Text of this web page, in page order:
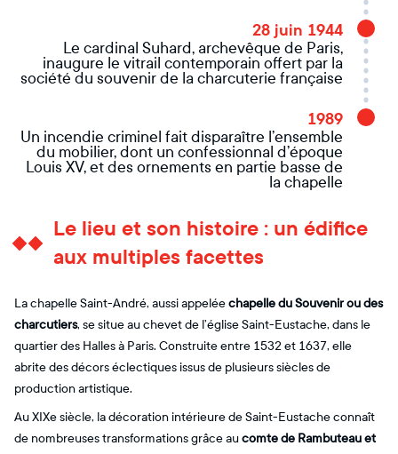
28 juin 1944
Le cardinal Suhard, archevêque de Paris,
inaugure le vitrail contemporain offert par la
société du souvenir de la charcuterie française
1989
Un incendie criminel fait disparaître l’ensemble
du mobilier, dont un confessionnal d’époque
Louis XV, et des ornements en partie basse de
la chapelle
Le lieu et son histoire : un édifice
aux multiples facettes
La chapelle Saint-André, aussi appeléechapelle du Souvenir ou des
charcutiers, se situe au chevet de l’église Saint-Eustache, dans le
quartier des Halles à Paris. Construite entre 1532 et 1637, elle
abrite des décors éclectiques issus de plusieurs siècles de
production artistique.
Au XIXe siècle, la décoration intérieure de Saint-Eustache connaît
de nombreuses transformations grâce aucomte de Rambuteau et